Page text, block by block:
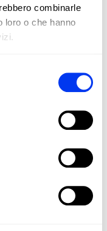
combinarle
loro o che hanno
e
il tuo